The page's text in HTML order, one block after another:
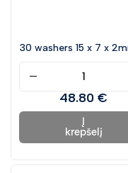
Įrankių parko
Iškylavimas /
Tepimo ir priežiūros
30 washers 15 x 7 x
48.80 €
Į
krepšelį